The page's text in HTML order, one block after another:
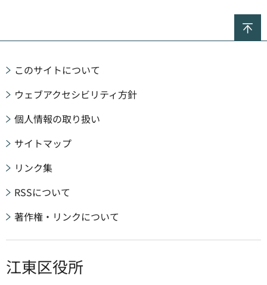
このサイトについて
ウェブアクセシビリティ方針
個人情報の取り扱い
サイトマップ
リンク集
RSSについて
著作権・リンクについて
江東区役所